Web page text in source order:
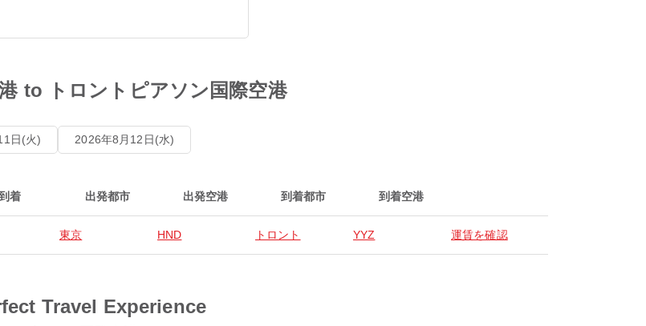
to トロントピアソン国際空港
日(火) 2026年8月12日(水)
着 出発都市 出発空港 到着都市 到着空港
東京 HND トロント YYZ 運賃を確認
Travel Experience